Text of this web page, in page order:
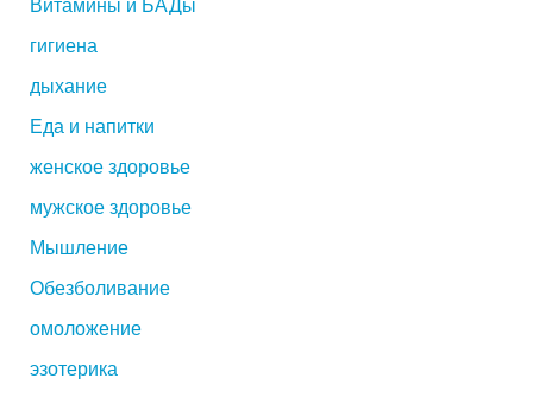
Витамины и БАДы
гигиена
дыхание
Еда и напитки
женское здоровье
мужское здоровье
Мышление
Обезболивание
омоложение
эзотерика